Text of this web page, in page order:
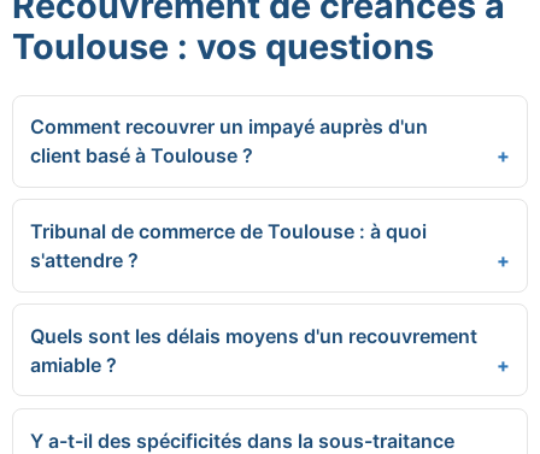
Toulouse : vos questions
Comment recouvrer un impayé auprès d'un
client basé à Toulouse ?
Tribunal de commerce de Toulouse : à quoi
s'attendre ?
Quels sont les délais moyens d'un recouvrement
amiable ?
Y a-t-il des spécificités dans la sous-traitance